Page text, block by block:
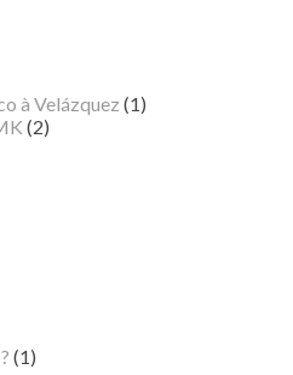
à Velázquez (1)
(2)
(1)